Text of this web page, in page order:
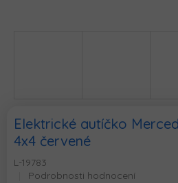
Elektrické autíčko
4x4 červené
L-19783
Průměrné
Podrobnosti hodnocení